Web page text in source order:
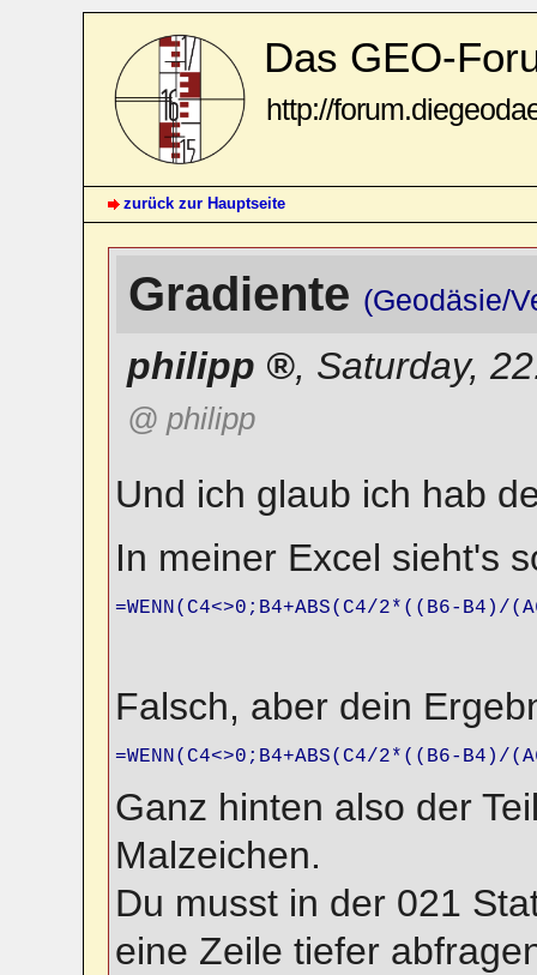
Das GEO-
http://
zurück zur Hauptseite
Gradiente (Geodäsie/
philipp , Saturday,
@ philipp
Und ich glaub ich hab
In meiner Excel sieht's
=WENN(C4<>0;B4+ABS(C4/2*((B6-
Falsch, aber dein
=WENN(C4<>0;B4+ABS(C4/2*((B6-
Ganz hinten also der
Malzeichen.
Du musst in der 021
eine Zeile tiefer